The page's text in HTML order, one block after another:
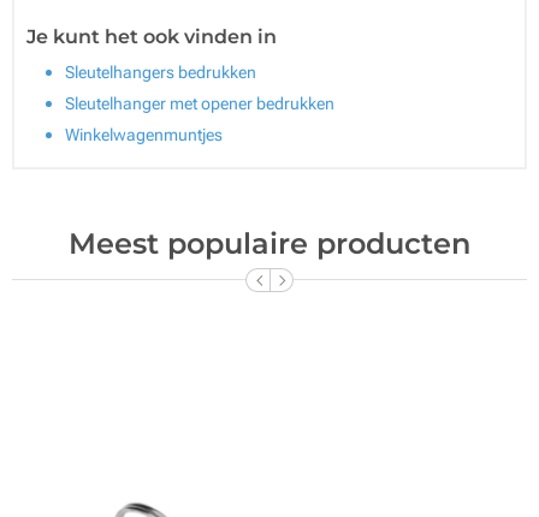
Je kunt het ook vinden in
Sleutelhangers bedrukken
Sleutelhanger met opener bedrukken
Winkelwagenmuntjes
Meest populaire producten